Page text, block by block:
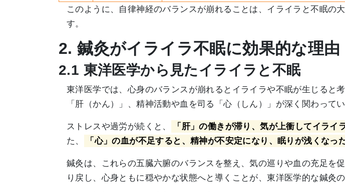
このように、自律神経のバランスが崩れることは、イライラと不眠
す。
2. 鍼灸がイライラ不眠に効果的な理由
2.1 東洋医学から見たイライラと不眠
東洋医学では、心身のバランスが崩れるとイライラや不眠が生じると
「肝（かん）」、精神活動や血を司る「心（しん）」が深く関わってい
ストレスや過労が続くと、 「肝」の働きが滞り、気が上衝してイラ
た、
「心」の血が不足すると、精神が不安定になり、眠りが浅くなっ
鍼灸は、これらの五臓六腑のバランスを整え、気の巡りや血の充足を
り戻し、心身ともに穏やかな状態へと導くことが、東洋医学的な鍼灸の